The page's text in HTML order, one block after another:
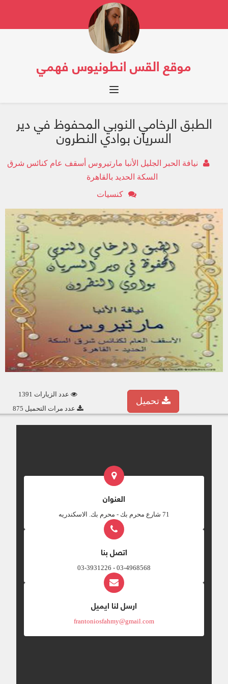
موقع القس انطونيوس فهمي
Toggle navigation
الطبق الرخامي النوبي المحفوظ في دير
السريان بوادي النطرون
نيافة الحبر الجليل الأنبا مارتيروس أسقف عام كنائس شرق
السكة الحديد بالقاهرة
كنسيات
عدد الزيارات 1391
عدد مرات التحميل 875
تحميل
العنوان
‎71 شارع محرم بك - محرم بك. الاسكندريه
اتصل بنا
03-4968568 - 03-3931226
ارسل لنا ايميل
frantoniosfahmy@gmail.com